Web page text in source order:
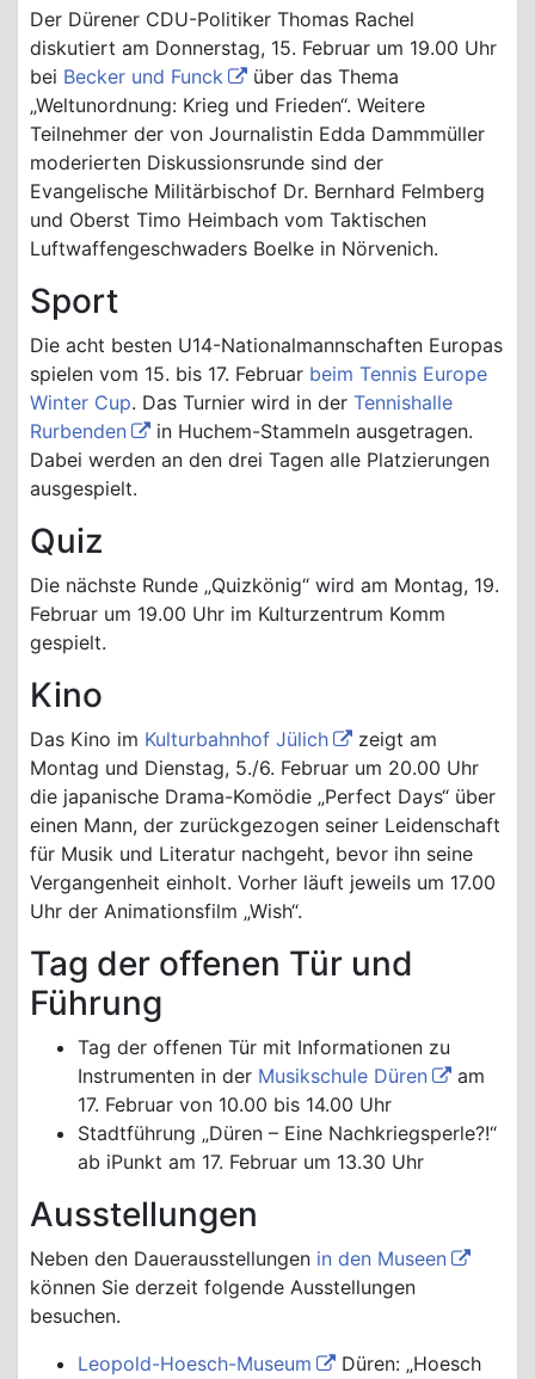
Der Dürener CDU-Politiker Thomas Rachel
diskutiert am Donnerstag, 15. Februar um 19.00 Uhr
bei Becker und Funck
über das Thema
„Weltunordnung: Krieg und Frieden“. Weitere
Teilnehmer der von Journalistin Edda Dammmüller
moderierten Diskussionsrunde sind der
Evangelische Militärbischof Dr. Bernhard Felmberg
und Oberst Timo Heimbach vom Taktischen
Luftwaffengeschwaders Boelke in Nörvenich.
Sport
Die acht besten U14-Nationalmannschaften Europas
spielen vom 15. bis 17. Februar beim Tennis Europe
Winter Cup. Das Turnier wird in der Tennishalle
Rurbenden
in Huchem-Stammeln ausgetragen.
Dabei werden an den drei Tagen alle Platzierungen
ausgespielt.
Quiz
Die nächste Runde „Quizkönig“ wird am Montag, 19.
Februar um 19.00 Uhr im Kulturzentrum Komm
gespielt.
Kino
Das Kino im Kulturbahnhof Jülich
zeigt am
Montag und Dienstag, 5./6. Februar um 20.00 Uhr
die japanische Drama-Komödie „Perfect Days“ über
einen Mann, der zurückgezogen seiner Leidenschaft
für Musik und Literatur nachgeht, bevor ihn seine
Vergangenheit einholt. Vorher läuft jeweils um 17.00
Uhr der Animationsfilm „Wish“.
Tag der offenen Tür und
Führung
Tag der offenen Tür mit Informationen zu
Instrumenten in der Musikschule Düren
am
17. Februar von 10.00 bis 14.00 Uhr
Stadtführung „Düren – Eine Nachkriegsperle?!“
ab iPunkt am 17. Februar um 13.30 Uhr
Ausstellungen
Neben den Dauerausstellungen in den Museen
können Sie derzeit folgende Ausstellungen
besuchen.
Leopold-Hoesch-Museum
Düren: „Hoesch